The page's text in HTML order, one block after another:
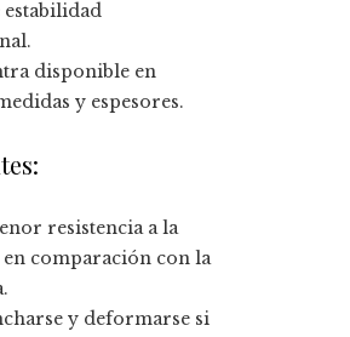
estabilidad
disponible en
y espesores.
resistencia a la
comparación con la
y deformarse si